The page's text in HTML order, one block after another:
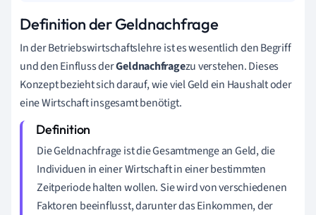
Definition der Geldnachfrage
In der Betriebswirtschaftslehre ist es wesentlich den Begriff
und den Einfluss derGeldnachfragezu verstehen. Dieses
Konzept bezieht sich darauf, wie viel Geld ein Haushalt oder
eine Wirtschaft insgesamt benötigt.
Die Geldnachfrage ist die Gesamtmenge an Geld, die
Individuen in einer Wirtschaft in einer bestimmten
Zeitperiode halten wollen. Sie wird von verschiedenen
Faktoren beeinflusst, darunter das Einkommen, der